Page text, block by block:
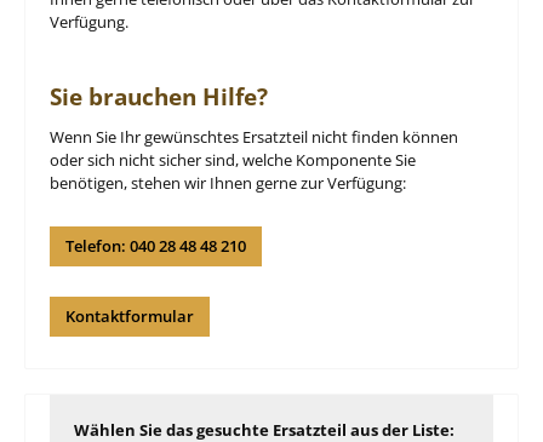
Verfügung.
Sie brauchen Hilfe?
Wenn Sie Ihr gewünschtes Ersatzteil nicht finden können
oder sich nicht sicher sind, welche Komponente Sie
benötigen, stehen wir Ihnen gerne zur Verfügung:
Telefon: 040 28 48 48 210
Kontaktformular
Wählen Sie das gesuchte Ersatzteil aus der Liste: